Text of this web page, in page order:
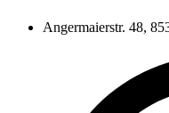
Angermaierstr. 48,